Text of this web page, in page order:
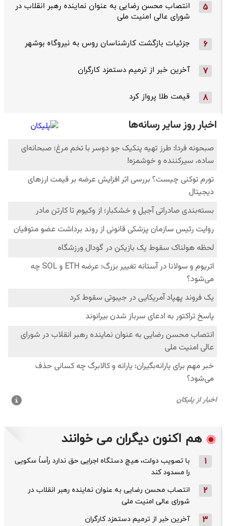
5
انتصاب محسن رضایی به عنوان نماینده رهبر انقلاب در
شورای عالی امنیت ملی
6 جزئیات بازگشت کارشناسان روس به نیروگاه بوشهر
7 آخرین خبر از ترمیم دستمزد کارگران
8 قیمت طلا پرواز کرد
هم اکنون دیگران می خوانند
1
با تصویب دولت، هیچ دستگاه اجرایی حق ندارد رأساً سکویی
را مسدود کند
2
انتصاب محسن رضایی به عنوان نماینده رهبر انقلاب در
شورای عالی امنیت ملی
3 آخرین خبر از ترمیم دستمزد کارگران